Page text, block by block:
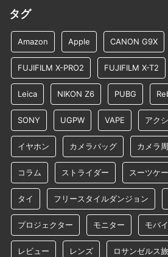
タグ
Amazon Apple CANON G9X
FUJIFILM X-PRO2 FUJIFILM X-T2
Leica NIKON Z6 PUBG
SONY UGPW VAPE アク
イヤホン カメラバッグ カメラ
コラム ストライダー スーツケ
タイ フリースタイルダンジョン
プロジェクター モニター モバ
レビュー レンズ ロサンゼルス